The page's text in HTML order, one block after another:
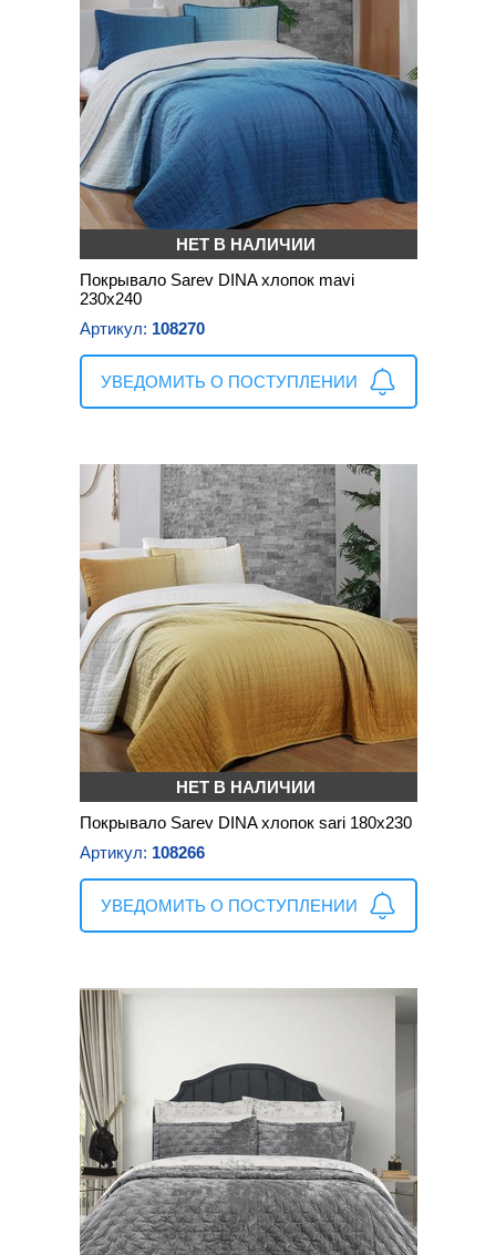
НЕТ В НАЛИЧИИ
Покрывало Sarev DINA хлопок mavi
230х240
Артикул: 108270
УВЕДОМИТЬ О ПОСТУПЛЕНИИ
НЕТ В НАЛИЧИИ
Покрывало Sarev DINA хлопок sari 180х230
Артикул: 108266
УВЕДОМИТЬ О ПОСТУПЛЕНИИ